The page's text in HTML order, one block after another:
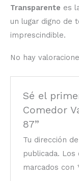
Transparente es
un lugar digno de
imprescindible.
No hay
Sé el
Comedor
87”
Tu dirección
publicada. Los
marcados con